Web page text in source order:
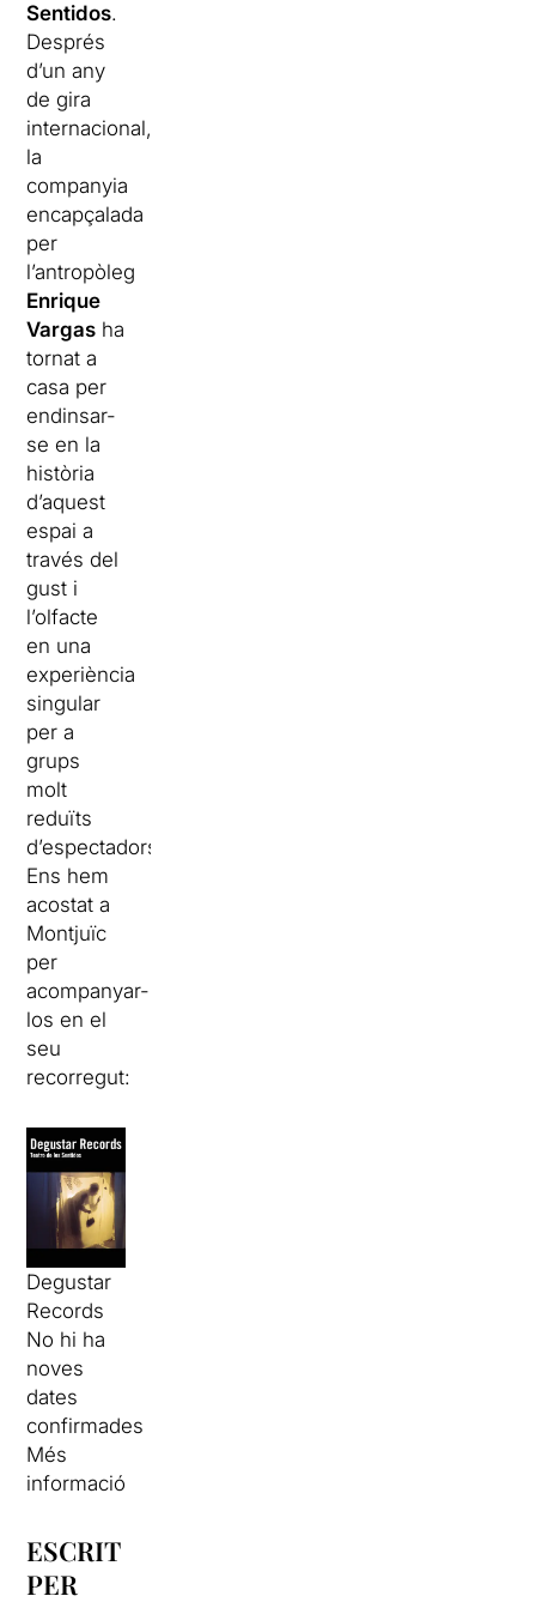
Sentidos.
Després
d’un any
de gira
internacional,
la
companyia
encapçalada
per
l’antropòleg
Enrique
Vargas ha
tornat a
casa per
endinsar-
se en la
història
d’aquest
espai a
través del
gust i
l’olfacte
en una
experiència
singular
per a
grups
molt
reduïts
d’espectadors.
Ens hem
acostat a
Montjuïc
per
acompanyar-
los en el
seu
recorregut:
Degustar
Records
No hi ha
noves
dates
confirmades
Més
informació
ESCRIT
PER